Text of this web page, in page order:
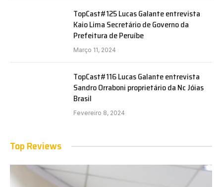
TopCast#125 Lucas Galante entrevista
Kaio Lima Secretário de Governo da
Prefeitura de Peruíbe
Março 11, 2024
TopCast#116 Lucas Galante entrevista
Sandro Orraboni proprietário da Nc Jóias
Brasil
Fevereiro 8, 2024
Top Reviews